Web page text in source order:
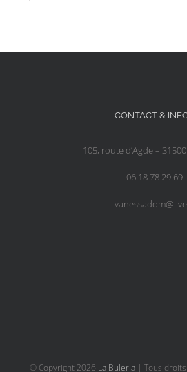
CONTACT &
105, route d’Agde –
06 18 78 29 69
© Copyright 2026 La Buleria| Tous droits